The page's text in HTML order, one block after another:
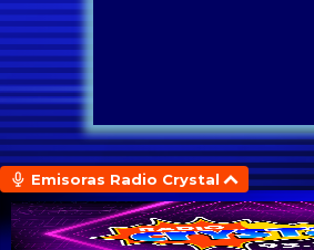
Emisoras Radio Crystal